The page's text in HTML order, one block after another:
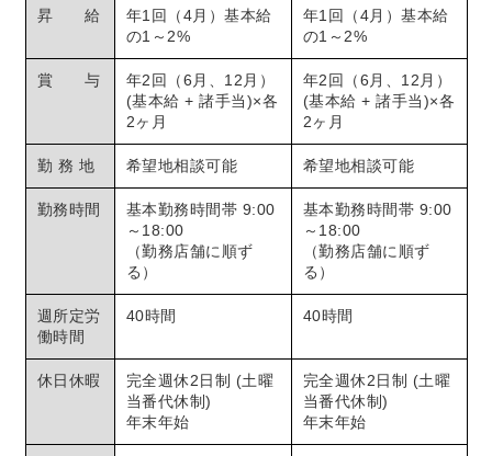
昇 給
年1回（4月）基本給
の1～2%
年1回（4月）基本給
の1～2%
賞 与
年2回（6月、12月）
(基本給 + 諸手当)×各
2ヶ月
年2回（6月、12月）
(基本給 + 諸手当)×各
2ヶ月
勤 務 地 希望地相談可能 希望地相談可能
勤務時間
基本勤務時間帯 9:00
～18:00
（勤務店舗に順ず
る）
基本勤務時間帯 9:00
～18:00
（勤務店舗に順ず
る）
週所定労
働時間
40時間 40時間
休日休暇
完全週休2日制 (土曜
当番代休制)
年末年始
完全週休2日制 (土曜
当番代休制)
年末年始